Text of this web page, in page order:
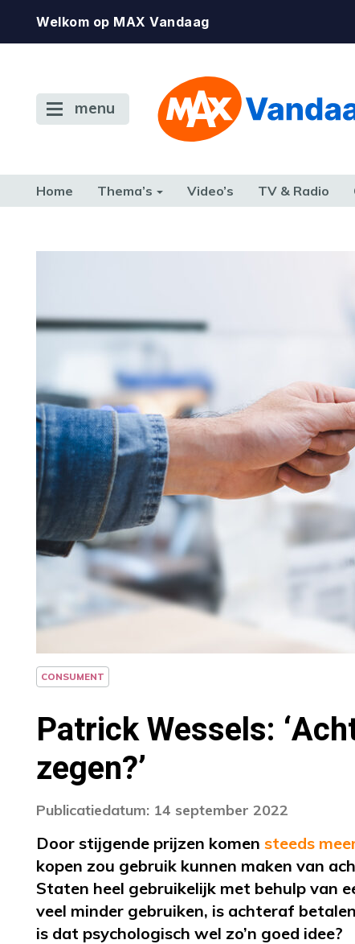
Welkom op MAX Vandaag
menu
Home Thema’s Video’s TV & Radio
CONSUMENT
Patrick Wessels:
zegen?’
Publicatiedatum: 14 september 2022
Door stijgende prijzen komen steeds
kopen zou gebruik kunnen maken van
Staten heel gebruikelijk met behulp van
veel minder gebruiken, is achteraf
is dat psychologisch wel zo’n goed idee?